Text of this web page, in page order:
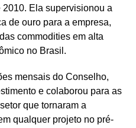
Ela supervisionou a
de ouro para a empresa,
commodities em alta
no Brasil.
mensais do Conselho,
e colaborou para as
que tornaram a
qualquer projeto no pré-